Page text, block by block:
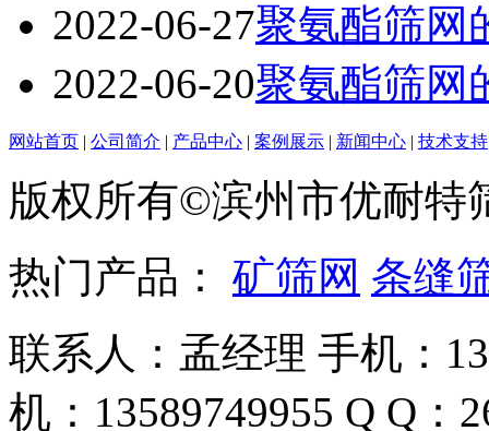
2022-06-27聚氨酯筛网
2022-06-20聚氨酯筛网
网站首页 | 公司简介 | 产品中心 | 案例展示 | 新闻中心 | 技术支持
版权所有©滨州市优耐特
热门产品： 矿筛网 条缝
联系人：孟经理 手机：
机：13589749955 Q Q：